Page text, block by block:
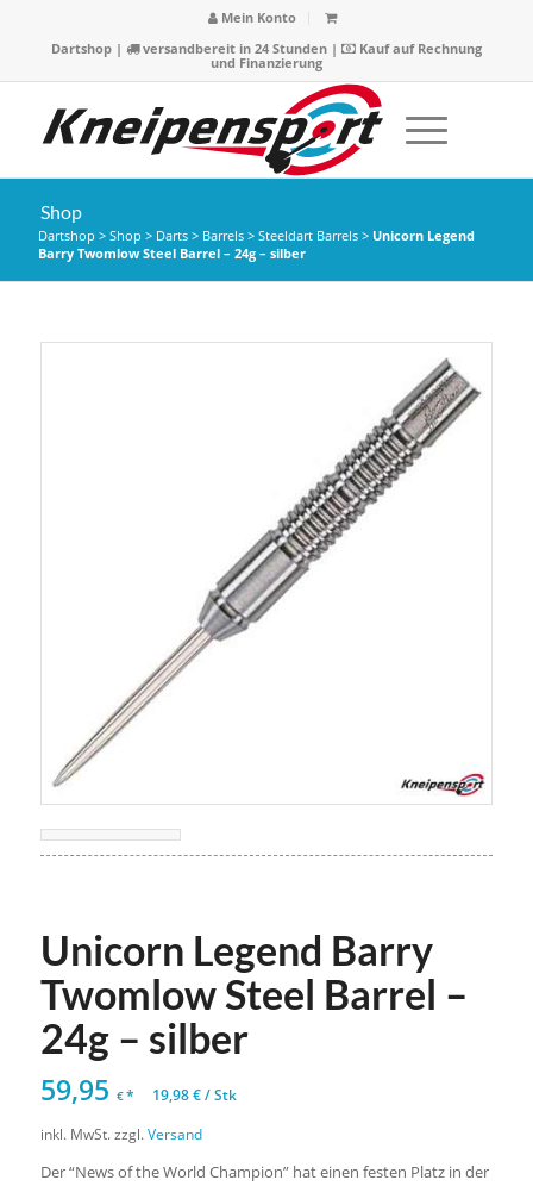
Mein Konto
Dartshop| versandbereit in 24 Stunden |
Kauf auf Rechnung
und Finanzierung
Shop
Dartshop > Shop > Darts> Barrels> Steeldart Barrels> Unicorn Legend
Barry Twomlow Steel Barrel – 24g – silber
Unicorn Legend Barry
Twomlow Steel Barrel –
24g – silber
59,95 €* 19,98€/Stk
inkl. MwSt. zzgl.Versand
Der “News of the World Champion” hat einen festen Platz in der